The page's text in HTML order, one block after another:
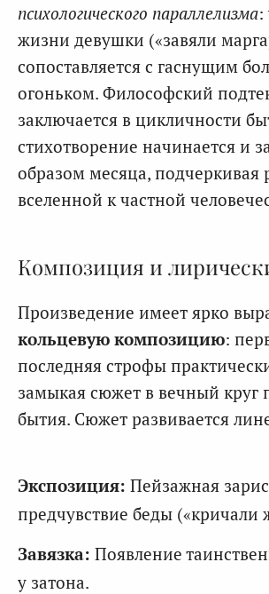
психологического параллелизма:
жизни девушки («завяли
сопоставляется с гаснущим
огоньком. Философский
заключается в цикличности
стихотворение начинается и
образом месяца, подчеркивая
вселенной к частной
Композиция и
Произведение имеет ярко
кольцевую композицию:
последняя строфы
замыкая сюжет в вечный круг
бытия. Сюжет развивается
Экспозиция: Пейзажная
предчувствие беды («кричали
Завязка: Появление
у затона.